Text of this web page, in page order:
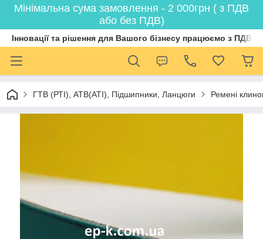
Мінімальна сума замовлення - 2 000грн ( з ПДВ
або без ПДВ)
Інновації та рішення для Вашого бізнесу працюємо з ПДВ
ГТВ (РТI), АТВ(АТI), Пiдшипники, Ланцюги Ремені